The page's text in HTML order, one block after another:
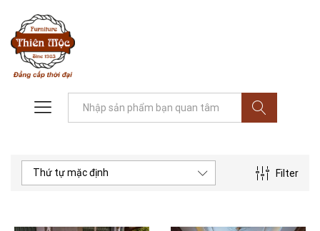
Filter
Thứ tự mặc định